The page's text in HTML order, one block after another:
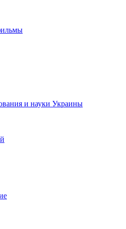
и науки Украины